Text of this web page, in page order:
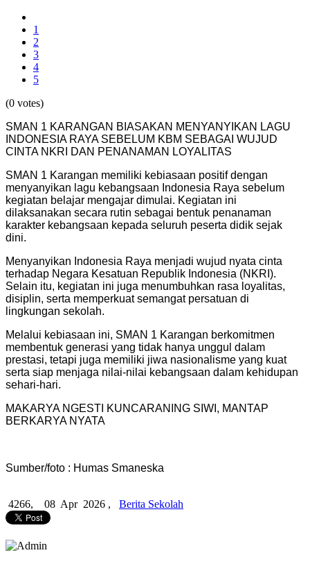
1
2
3
4
5
(0 votes)
SMAN 1 KARANGAN BIASAKAN MENYANYIKAN LAGU
INDONESIA RAYA SEBELUM KBM SEBAGAI WUJUD
CINTA NKRI DAN PENANAMAN LOYALITAS
SMAN 1 Karangan memiliki kebiasaan positif dengan
menyanyikan lagu kebangsaan Indonesia Raya sebelum
kegiatan belajar mengajar dimulai. Kegiatan ini
dilaksanakan secara rutin sebagai bentuk penanaman
karakter kebangsaan kepada seluruh peserta didik sejak
dini.
Menyanyikan Indonesia Raya menjadi wujud nyata cinta
terhadap Negara Kesatuan Republik Indonesia (NKRI).
Selain itu, kegiatan ini juga menumbuhkan rasa loyalitas,
disiplin, serta memperkuat semangat persatuan di
lingkungan sekolah.
Melalui kebiasaan ini, SMAN 1 Karangan berkomitmen
membentuk generasi yang tidak hanya unggul dalam
prestasi, tetapi juga memiliki jiwa nasionalisme yang kuat
serta siap menjaga nilai-nilai kebangsaan dalam kehidupan
sehari-hari.
MAKARYA NGESTI KUNCARANING SIWI, MANTAP
BERKARYA NYATA
Sumber/foto : Humas Smaneska
4266, 08 Apr 2026 , Berita Sekolah